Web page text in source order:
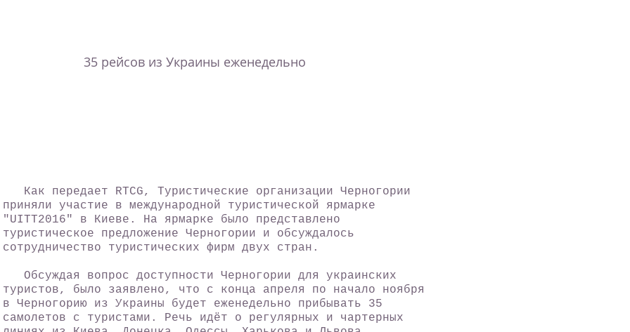
35 рейсов из Украины еженедельно
Как передает RTCG, Туристические организации Черногории
приняли участие в международной туристической ярмарке
"UITT2016" в Киеве. На ярмарке было представлено
туристическое предложение Черногории и обсуждалось
сотрудничество туристических фирм двух стран.
Обсуждая вопрос доступности Черногории для украинских
туристов, было заявлено, что с конца апреля по начало ноября
в Черногорию из Украины будет еженедельно прибывать 35
самолетов с туристами. Речь идёт о регулярных и чартерных